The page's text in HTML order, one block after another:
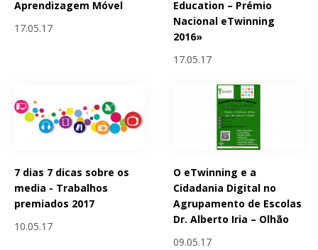
Aprendizagem Móvel
17.05.17
Education – Prémio
Nacional eTwinning
2016»
17.05.17
7 dias 7 dicas sobre os
media - Trabalhos
premiados 2017
10.05.17
O eTwinning e a
Cidadania Digital no
Agrupamento de Escolas
Dr. Alberto Iria – Olhão
09.05.17